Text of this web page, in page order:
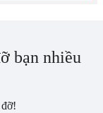
bạn nhiều